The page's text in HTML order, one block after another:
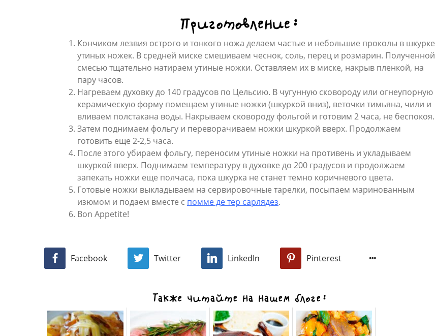
Приготовление:
Кончиком лезвия острого и тонкого ножа делаем частые и небольшие проколы в шкурке
утиных ножек. В средней миске смешиваем чеснок, соль, перец и розмарин. Полученной
смесью тщательно натираем утиные ножки. Оставляем их в миске, накрыв пленкой, на
пару часов.
Нагреваем духовку до 140 градусов по Цельсию. В чугунную сковороду или огнеупорную
керамическую форму помещаем утиные ножки (шкуркой вниз), веточки тимьяна, чили и
вливаем полстакана воды. Накрываем сковороду фольгой и готовим 2 часа, не беспокоя.
Затем поднимаем фольгу и переворачиваем ножки шкуркой вверх. Продолжаем
готовить еще 2-2,5 часа.
После этого убираем фольгу, переносим утиные ножки на противень и укладываем
шкуркой вверх. Поднимаем температуру в духовке до 200 градусов и продолжаем
запекать ножки еще полчаса, пока шкурка не станет темно коричневого цвета.
Готовые ножки выкладываем на сервировочные тарелки, посыпаем маринованным
изюмом и подаем вместе с помме де тер сарлядез.
Bon Appetite!
Facebook Twitter LinkedIn Pinterest
Также читайте на нашем блоге: